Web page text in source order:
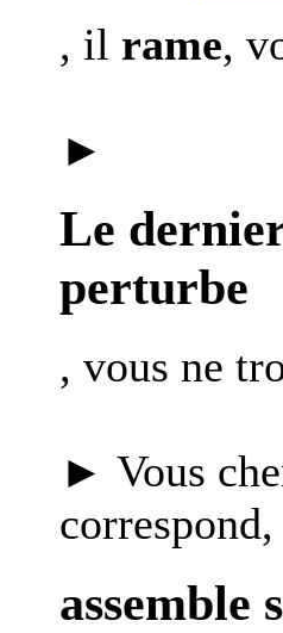
, il rame,
►
Le
perturbe
, vous ne
► Vous
correspond,
assemble